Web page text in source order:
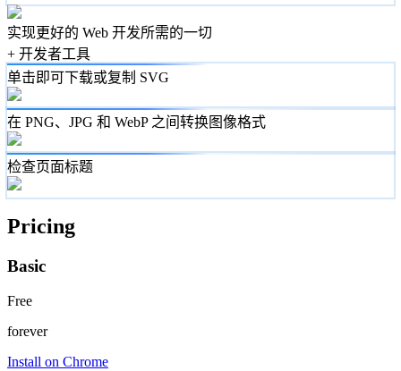
实现更好的 Web 开发所需的一切
+ 开发者工具
单击即可下载或复制 SVG
在 PNG、JPG 和 WebP 之间转换图像格式
检查页面标题
Pricing
Basic
Free
forever
Install on Chrome